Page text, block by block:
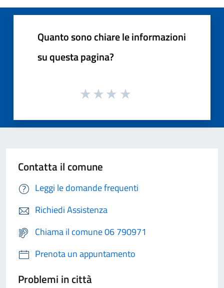
Quanto sono chiare le informazioni
su questa pagina?
Contatta il comune
Leggi le domande frequenti
Richiedi Assistenza
Chiama il comune 06 790971
Prenota un appuntamento
Problemi in città